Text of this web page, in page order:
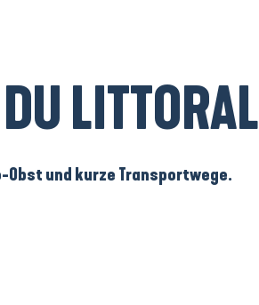
LITTORAL
Obst und kurze Transportwege.